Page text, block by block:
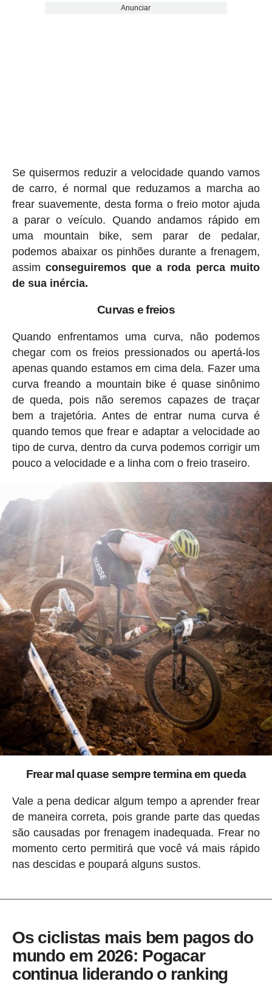
Anunciar
Se quisermos reduzir a velocidade quando vamos
de carro, é normal que reduzamos a marcha ao
frear suavemente, desta forma o freio motor ajuda
a parar o veículo. Quando andamos rápido em
uma mountain bike, sem parar de pedalar,
podemos abaixar os pinhões durante a frenagem,
assimconseguiremos que a roda perca muito
de sua inércia.
Curvas e freios
Quando enfrentamos uma curva, não podemos
chegar com os freios pressionados ou apertá-los
apenas quando estamos em cima dela. Fazer uma
curva freando a mountain bike é quase sinônimo
de queda, pois não seremos capazes de traçar
bem a trajetória. Antes de entrar numa curva é
quando temos que frear e adaptar a velocidade ao
tipo de curva, dentro da curva podemos corrigir um
pouco a velocidade e a linha com o freio traseiro.
Frear mal quase sempre termina em queda
Vale a pena dedicar algum tempo a aprender frear
de maneira correta, pois grande parte das quedas
são causadas por frenagem inadequada. Frear no
momento certo permitirá que você vá mais rápido
nas descidas e poupará alguns sustos.
Os ciclistas mais bem pagos do
mundo em 2026: Pogacar
continua liderando o ranking